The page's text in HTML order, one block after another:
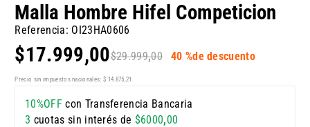
Malla Hombre Hifel Competicion
Referencia: OI23HA0606
$29.999,00
$17.999,00 40 %de descuento
Precio sin impuestos nacionales: $ 14.875,21
10%OFFcon Transferencia Bancaria
3 cuotas sin interés de $6000,00